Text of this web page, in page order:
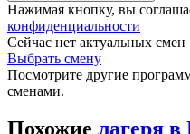
Нажимая кнопку, вы
конфиденциальности
Сейчас нет актуальных смен
Выбрать смену
Посмотрите другие
сменами.
Похожие лагеря в